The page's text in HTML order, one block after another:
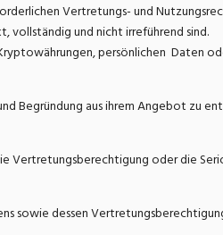
Vertretungs- und
vollständig und nicht irreführend sind.
persönlichen Daten
Begründung aus ihrem Angebot zu
Vertretungsberechtigung oder die
sowie dessen